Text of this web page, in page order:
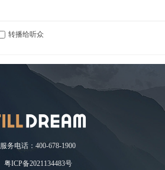
转播给听众
服务电话：400-678-1900
粤ICP备2021134483号